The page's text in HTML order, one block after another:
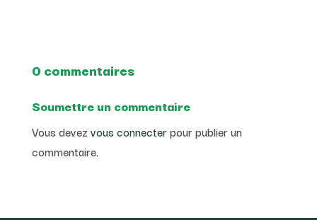
0 commentaires
Soumettre un commentaire
Vous devez vous connecterpour publier un
commentaire.